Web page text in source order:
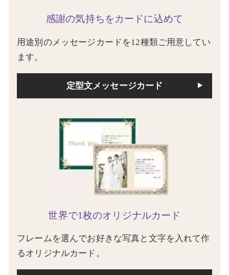
感謝の気持ちをカードに込めて
用途別のメッセージカードを12種類ご用意してい
ます。
定型文メッセージカード
世界で1枚のオリジナルカード
フレームを選んでお好きな写真と文字を入れて作
るオリジナルカード。